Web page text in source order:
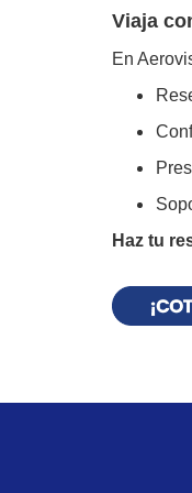
Viaja
En
Haz tu